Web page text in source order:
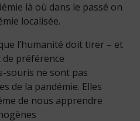
là où dans le passé on
localisée.
l’humanité doit tirer – et
préférence
souris ne sont pas
de la pandémie. Elles
de nous apprendre